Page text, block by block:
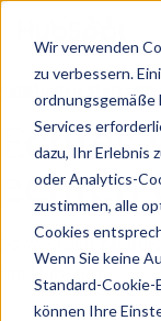
Wir verwenden
zu verbessern.
ordnungsgemäße
Services
dazu, Ihr Erlebnis
oder Analytics-
zustimmen, alle
Cookies
Wenn Sie keine
Standard-Cookie-
können Ihre
Fallstudien-Startseite
Echtes
So wachsen
mit HubSpot.